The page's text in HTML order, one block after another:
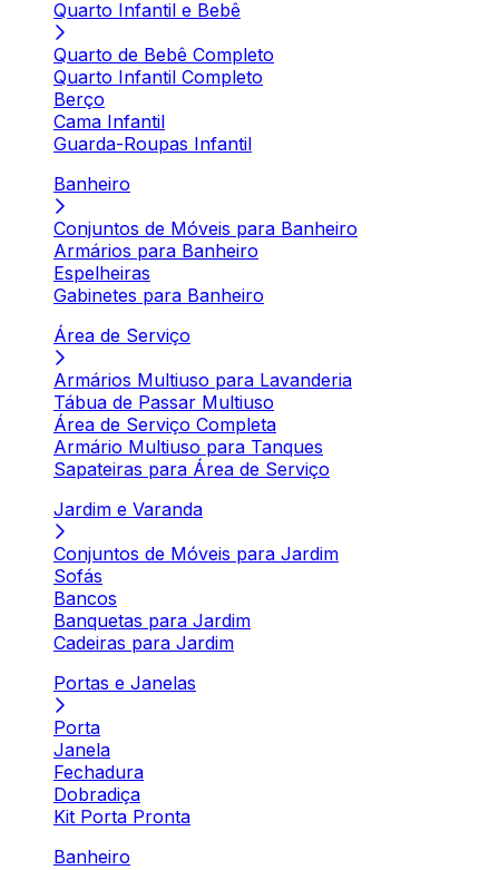
Quarto Infantil e Bebê
Quarto de Bebê Completo
Quarto Infantil Completo
Berço
Cama Infantil
Guarda-Roupas Infantil
Banheiro
Conjuntos de Móveis para Banheiro
Armários para Banheiro
Espelheiras
Gabinetes para Banheiro
Área de Serviço
Armários Multiuso para Lavanderia
Tábua de Passar Multiuso
Área de Serviço Completa
Armário Multiuso para Tanques
Sapateiras para Área de Serviço
Jardim e Varanda
Conjuntos de Móveis para Jardim
Sofás
Bancos
Banquetas para Jardim
Cadeiras para Jardim
Portas e Janelas
Porta
Janela
Fechadura
Dobradiça
Kit Porta Pronta
Banheiro